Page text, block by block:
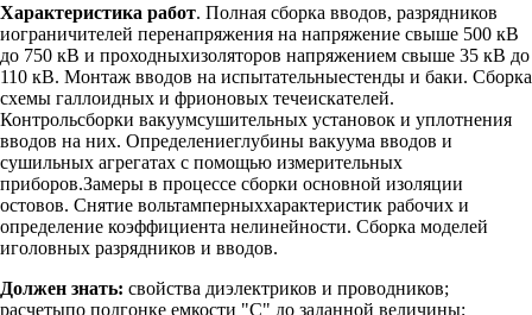
Характеристика работ. Полная сборка вводов, разрядников
иограничителей перенапряжения на напряжение свыше 500 кВ
до 750 кВ и проходныхизоляторов напряжением свыше 35 кВ до
110 кВ. Монтаж вводов на испытательныестенды и баки. Сборка
схемы галлоидных и фрионовых течеискателей.
Контрольсборки вакуумсушительных установок и уплотнения
вводов на них. Определениеглубины вакуума вводов и
сушильных агрегатах с помощью измерительных
приборов.Замеры в процессе сборки основной изоляции
остовов. Снятие вольтамперныххарактеристик рабочих и
определение коэффициента нелинейности. Сборка моделей
иголовных разрядников и вводов.
Должен знать: свойства диэлектриков и проводников;
расчетыпо подгонке емкости "С" до заданной величины;